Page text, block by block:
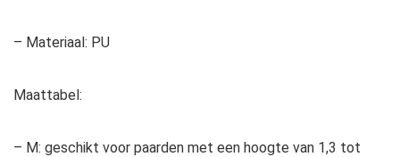
– Materiaal: PU
Maattabel:
– M: geschikt voor paarden met een hoogte van 1,3 tot